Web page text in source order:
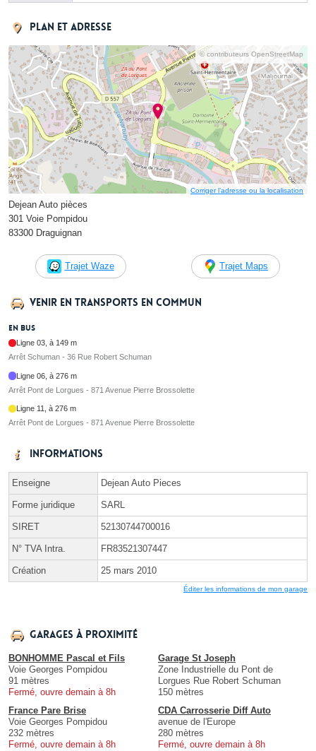
Plan et adresse
© contributeurs OpenStreetMap
Corriger l’adresse ou la localisation
Dejean Auto pièces
301 Voie Pompidou
83300 Draguignan
Trajet Waze Trajet Maps
Venir en transports en commun
En bus
Ligne 03, à 149 m
Arrêt Schuman - 36 Rue Robert Schuman
Ligne 06, à 276 m
Arrêt Pont de Lorgues - 871 Avenue Pierre Brossolette
Ligne 11, à 276 m
Arrêt Pont de Lorgues - 871 Avenue Pierre Brossolette
Informations
Enseigne Dejean Auto Pieces
Forme juridique SARL
SIRET 52130744700016
N° TVA Intra. FR83521307447
Création 25 mars 2010
Éditer les informations de mon garage
Garages à proximité
BONHOMME Pascal et Fils
Voie Georges Pompidou
91 mètres
Fermé, ouvre demain à 8h
Garage St Joseph
Zone Industrielle du Pont de
Lorgues Rue Robert Schuman
150 mètres
France Pare Brise
Voie Georges Pompidou
232 mètres
Fermé, ouvre demain à 8h
CDA Carrosserie Diff Auto
avenue de l'Europe
280 mètres
Fermé, ouvre demain à 8h